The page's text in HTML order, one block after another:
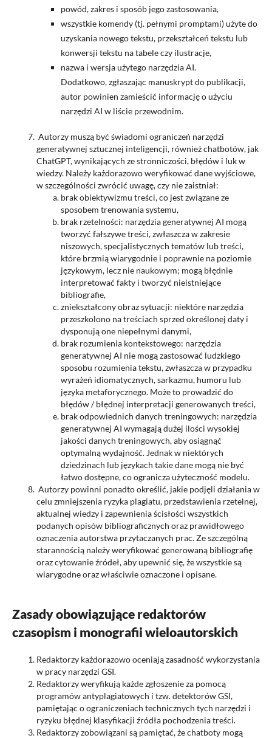
powód, zakres i sposób jego zastosowania,
wszystkie komendy (tj. pełnymi promptami) użyte do
uzyskania nowego tekstu, przekształceń tekstu lub
konwersji tekstu na tabele czy ilustracje,
nazwa i wersja użytego narzędzia AI.
Dodatkowo, zgłaszając manuskrypt do publikacji,
autor powinien zamieścić informację o użyciu
narzędzi AI w liście przewodnim.
Autorzy muszą być świadomi ograniczeń narzędzi
generatywnej sztucznej inteligencji, również chatbotów, jak
ChatGPT, wynikających ze stronniczości, błędów i luk w
wiedzy. Należy każdorazowo weryfikować dane wyjściowe,
w szczególności zwrócić uwagę, czy nie zaistniał:
brak obiektywizmu treści, co jest związane ze
sposobem trenowania systemu,
brak rzetelności: narzędzia generatywnej AI mogą
tworzyć fałszywe treści, zwłaszcza w zakresie
niszowych, specjalistycznych tematów lub treści,
które brzmią wiarygodnie i poprawnie na poziomie
językowym, lecz nie naukowym; mogą błędnie
interpretować fakty i tworzyć nieistniejące
bibliografie,
zniekształcony obraz sytuacji: niektóre narzędzia
przeszkolono na treściach sprzed określonej daty i
dysponują one niepełnymi danymi,
brak rozumienia kontekstowego: narzędzia
generatywnej AI nie mogą zastosować ludzkiego
sposobu rozumienia tekstu, zwłaszcza w przypadku
wyrażeń idiomatycznych, sarkazmu, humoru lub
języka metaforycznego. Może to prowadzić do
błędów / błędnej interpretacji generowanych treści,
brak odpowiednich danych treningowych: narzędzia
generatywnej AI wymagają dużej ilości wysokiej
jakości danych treningowych, aby osiągnąć
optymalną wydajność. Jednak w niektórych
dziedzinach lub językach takie dane mogą nie być
łatwo dostępne, co ogranicza użyteczność modelu.
Autorzy powinni ponadto określić, jakie podjęli działania w
celu zmniejszenia ryzyka plagiatu, przedstawienia rzetelnej,
aktualnej wiedzy i zapewnienia ścisłości wszystkich
podanych opisów bibliograficznych oraz prawidłowego
oznaczenia autorstwa przytaczanych prac. Ze szczególną
starannością należy weryfikować generowaną bibliografię
oraz cytowanie źródeł, aby upewnić się, że wszystkie są
wiarygodne oraz właściwie oznaczone i opisane.
Zasady obowiązujące redaktorów
czasopism i monografii wieloautorskich
Redaktorzy każdorazowo oceniają zasadność wykorzystania
w pracy narzędzi GSI.
Redaktorzy weryfikują każde zgłoszenie za pomocą
programów antyplagiatowych i tzw. detektorów GSI,
pamiętając o ograniczeniach technicznych tych narzędzi i
ryzyku błędnej klasyfikacji źródła pochodzenia treści.
Redaktorzy zobowiązani są pamiętać, że chatboty mogą